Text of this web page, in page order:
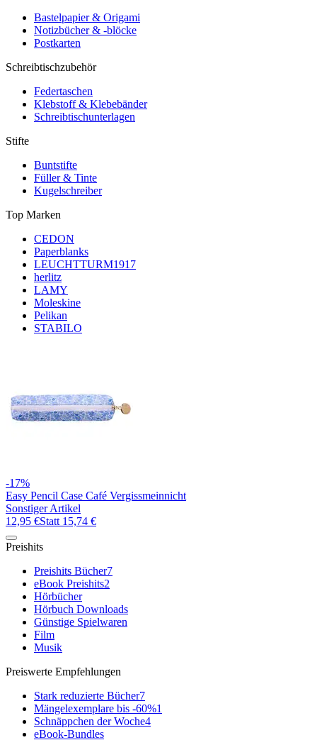
Bastelpapier & Origami
Notizbücher & -blöcke
Postkarten
Schreibtischzubehör
Federtaschen
Klebstoff & Klebebänder
Schreibtischunterlagen
Stifte
Buntstifte
Füller & Tinte
Kugelschreiber
Top Marken
CEDON
Paperblanks
LEUCHTTURM1917
herlitz
LAMY
Moleskine
Pelikan
STABILO
-17%
Easy Pencil Case Café Vergissmeinnicht
Sonstiger Artikel
12,95 €Statt 15,74 €
Preishits
Preishits Bücher7
eBook Preishits2
Hörbücher
Hörbuch Downloads
Günstige Spielwaren
Film
Musik
Preiswerte Empfehlungen
Stark reduzierte Bücher7
Mängelexemplare bis -60%1
Schnäppchen der Woche4
eBook-Bundles